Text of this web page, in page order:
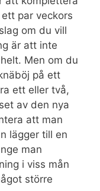
par veckors
om du vill
är att inte
Men om du
på ett
ett eller två,
av den nya
att man
lägger till en
man
i viss mån
större